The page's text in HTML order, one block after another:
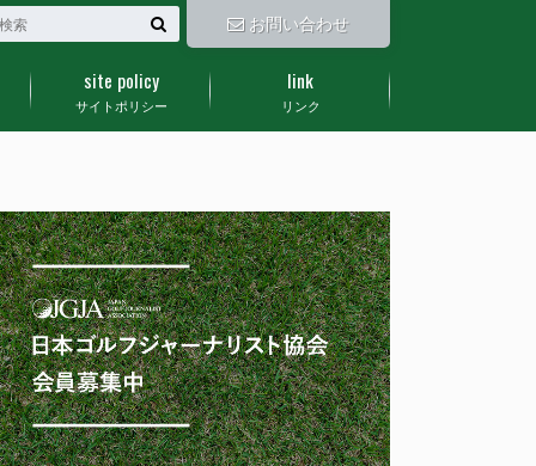
お問い合わせ
サイトポリシー
site policy
リンク
link